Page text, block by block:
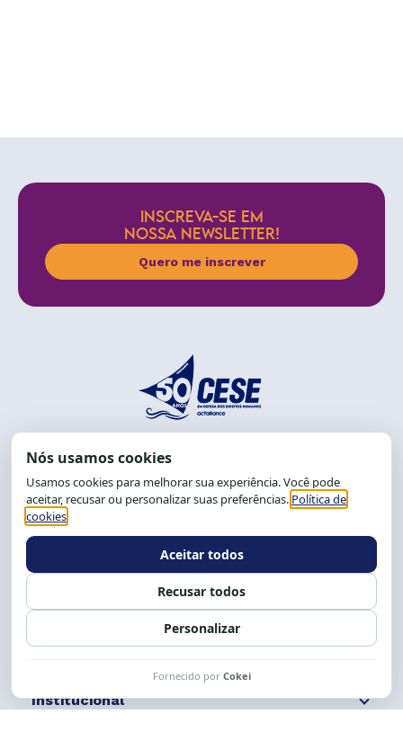
INSCREVA-SE EM
NOSSA NEWSLETTER!
Quero me inscrever
End.: R. da Graça, 150. Graça
CEP: 40.150-055
Salvador-BA, Brasil.
Tel.: (71) 2104-5457, Cel.: (71) 9 9239-2104 ou 2105
Expediente: 8h às 12h e 13 às 17h.
Siga nossas redes Fale conosco
Institucional